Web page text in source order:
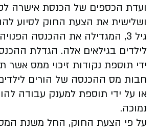
ועדת הכספים של הכנסת אישרה
ושלישית את הצעת החוק לסיוע
גיל 3, המגדילה את ההכנסה
לילדים בגילאים אלה. הגדלת
ידי תוספת נקודות זיכוי ממס אשר
חבות מס ההכנסה של הורים
או על ידי תוספת למענק עבודה
נמוכה.